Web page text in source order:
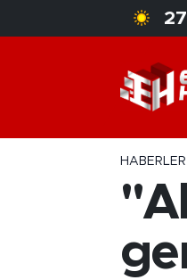
27
HABERLER
Nöbetçi Eczaneler
Hava Durumu
Trafik Durumu
Süper Lig Puan
Tüm Manşetler